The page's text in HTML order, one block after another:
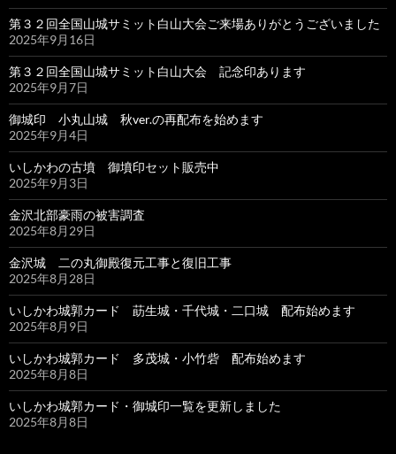
第３２回全国山城サミット白山大会ご来場ありがとうございました
2025年9月16日
第３２回全国山城サミット白山大会 記念印あります
2025年9月7日
御城印 小丸山城 秋ver.の再配布を始めます
2025年9月4日
いしかわの古墳 御墳印セット販売中
2025年9月3日
金沢北部豪雨の被害調査
2025年8月29日
金沢城 二の丸御殿復元工事と復旧工事
2025年8月28日
いしかわ城郭カード 莇生城・千代城・二口城 配布始めます
2025年8月9日
いしかわ城郭カード 多茂城・小竹砦 配布始めます
2025年8月8日
いしかわ城郭カード・御城印一覧を更新しました
2025年8月8日